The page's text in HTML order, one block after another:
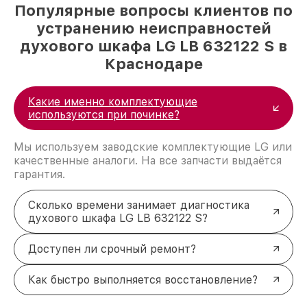
Популярные вопросы клиентов по
устранению неисправностей
духового шкафа LG LB 632122 S в
Краснодаре
Какие именно комплектующие
используются при починке?
Мы используем заводские комплектующие LG или
качественные аналоги. На все запчасти выдаётся
гарантия.
Сколько времени занимает диагностика
духового шкафа LG LB 632122 S?
Доступен ли срочный ремонт?
Как быстро выполняется восстановление?